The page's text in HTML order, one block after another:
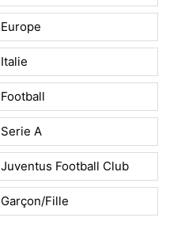
Europe
Italie
Football
Serie A
Juventus Football Club
Garçon/Fille